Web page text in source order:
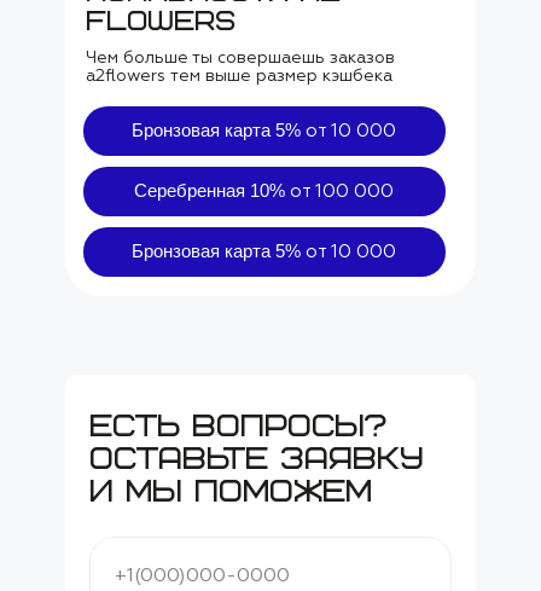
flowers
Чем больше ты совершаешь заказов
а2flowers тем выше размер кэшбека
Бронзовая карта 5% от 10 000
Серебренная 10% от 100 000
Бронзовая карта 5% от 10 000
есть вопросы?
оставьте заявку
и мы поможем